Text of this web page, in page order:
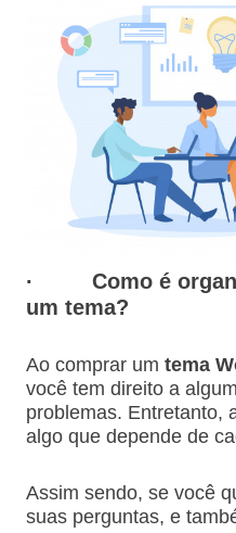
· Como é
um tema?
Ao comprar um tema
você tem direito a
problemas. Entretanto,
algo que depende de
Assim sendo, se você
suas perguntas, e